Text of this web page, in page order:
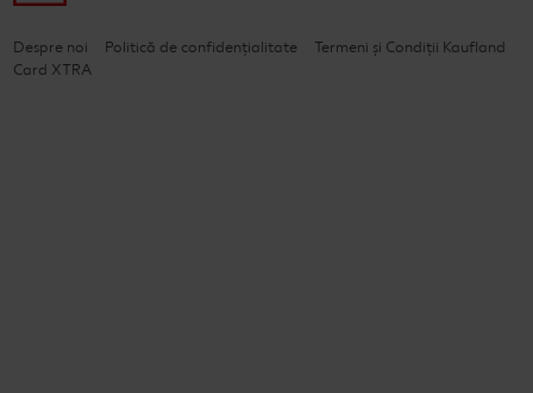
Despre noi Politică de confidențialitate
Termeni și Condiții Kaufland
Card XTRA